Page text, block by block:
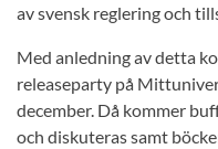
av svensk reglering och
Med anledning av detta
releaseparty på
december. Då kommer
och diskuteras samt